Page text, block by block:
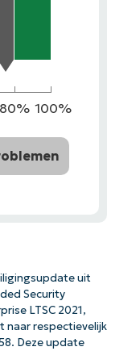
80% 100%
uit
Security
LTSC 2021,
naar respectievelijk
Deze update